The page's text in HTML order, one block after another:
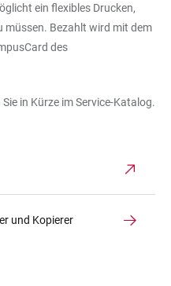
ein flexibles Drucken,
müssen. Bezahlt wird mit dem
des
in Kürze im Service-Katalog.
und Kopierer